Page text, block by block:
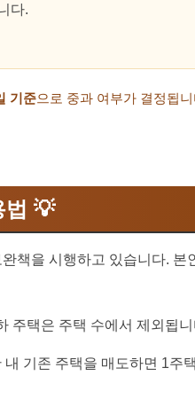
다.
기준으로 중과 여부가 결정됩
법 💡
책을 시행하고 있습니다. 본
주택은 주택 수에서 제외됩니
기존 주택을 매도하면 1주